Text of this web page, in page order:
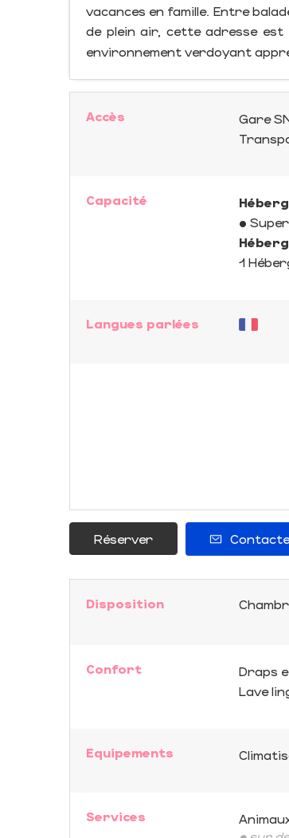
vacances en famille. Entre
de plein air, cette adresse
environnement verdoyant
Accès Gare
Capacité
•
1
Langues parlées
Réserver
Disposition
Confort
Draps
Lave
Equipements
Services